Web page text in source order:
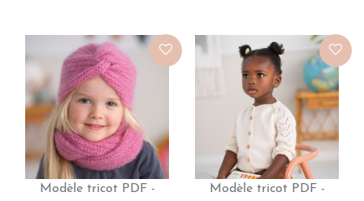
Modèle tricot PDF -
Modèle tricot PDF -